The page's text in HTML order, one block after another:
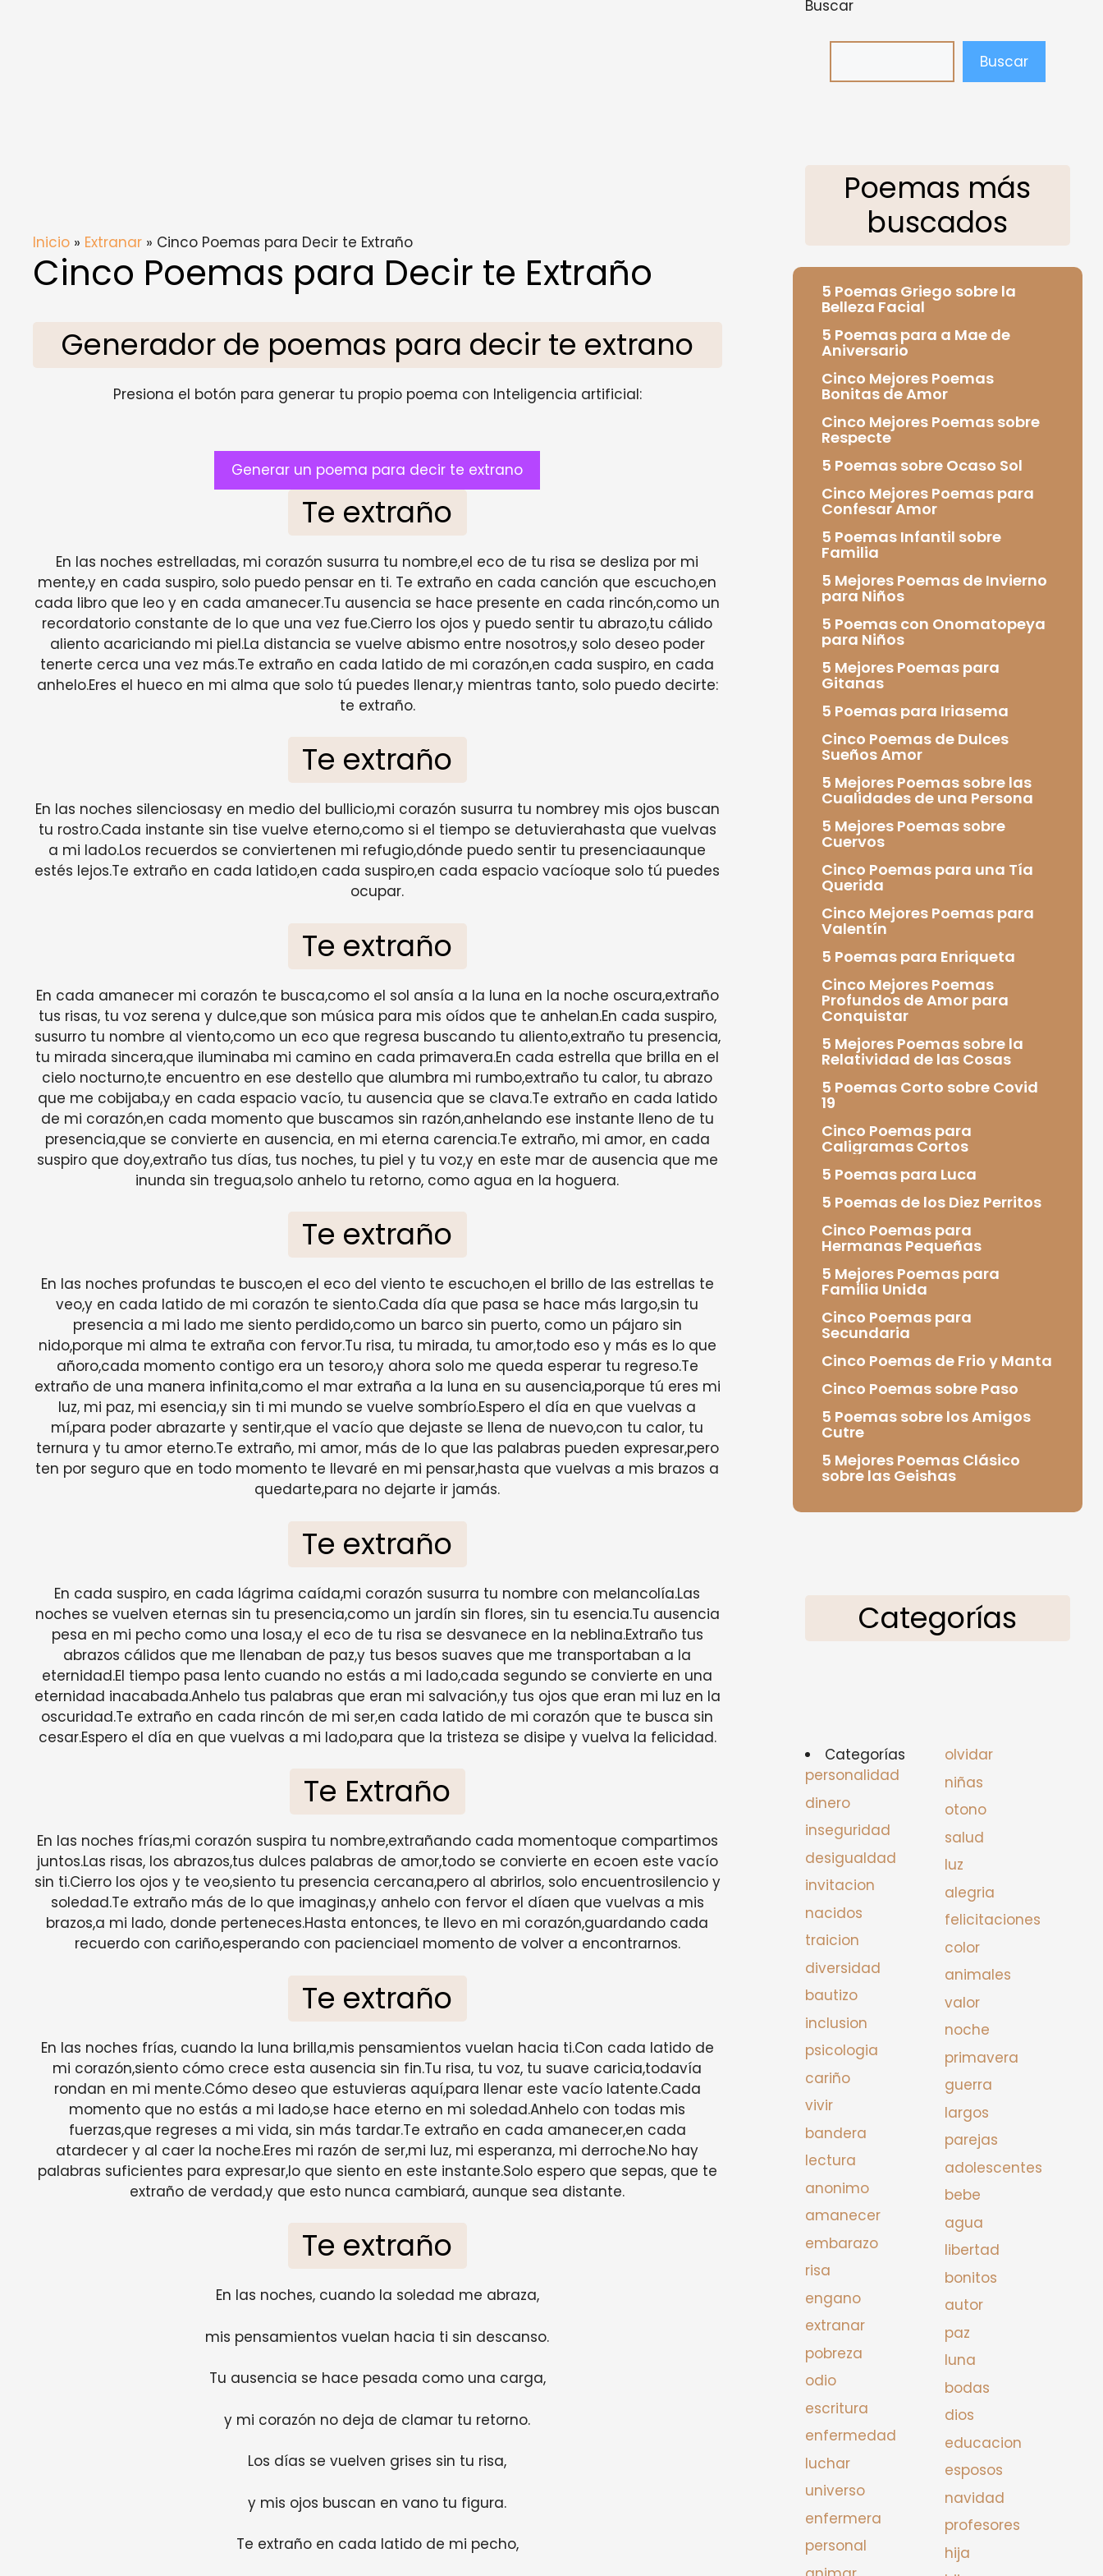
Inicio » Extranar » Cinco Poemas para Decir te Extraño
Cinco Poemas para Decir te Extraño
Generador de poemas para decir te extrano
Presiona el botón para generar tu propio poema con Inteligencia artificial:
Generar un poema para decir te extrano
Te extraño
En las noches estrelladas, mi corazón susurra tu nombre,el eco de tu risa se desliza por mi
mente,y en cada suspiro, solo puedo pensar en ti. Te extraño en cada canción que escucho,en
cada libro que leo y en cada amanecer.Tu ausencia se hace presente en cada rincón,como un
recordatorio constante de lo que una vez fue.Cierro los ojos y puedo sentir tu abrazo,tu cálido
aliento acariciando mi piel.La distancia se vuelve abismo entre nosotros,y solo deseo poder
tenerte cerca una vez más.Te extraño en cada latido de mi corazón,en cada suspiro, en cada
anhelo.Eres el hueco en mi alma que solo tú puedes llenar,y mientras tanto, solo puedo decirte:
te extraño.
Te extraño
En las noches silenciosasy en medio del bullicio,mi corazón susurra tu nombrey mis ojos buscan
tu rostro.Cada instante sin tise vuelve eterno,como si el tiempo se detuvierahasta que vuelvas
a mi lado.Los recuerdos se conviertenen mi refugio,dónde puedo sentir tu presenciaaunque
estés lejos.Te extraño en cada latido,en cada suspiro,en cada espacio vacíoque solo tú puedes
ocupar.
Te extraño
En cada amanecer mi corazón te busca,como el sol ansía a la luna en la noche oscura,extraño
tus risas, tu voz serena y dulce,que son música para mis oídos que te anhelan.En cada suspiro,
susurro tu nombre al viento,como un eco que regresa buscando tu aliento,extraño tu presencia,
tu mirada sincera,que iluminaba mi camino en cada primavera.En cada estrella que brilla en el
cielo nocturno,te encuentro en ese destello que alumbra mi rumbo,extraño tu calor, tu abrazo
que me cobijaba,y en cada espacio vacío, tu ausencia que se clava.Te extraño en cada latido
de mi corazón,en cada momento que buscamos sin razón,anhelando ese instante lleno de tu
presencia,que se convierte en ausencia, en mi eterna carencia.Te extraño, mi amor, en cada
suspiro que doy,extraño tus días, tus noches, tu piel y tu voz,y en este mar de ausencia que me
inunda sin tregua,solo anhelo tu retorno, como agua en la hoguera.
Te extraño
En las noches profundas te busco,en el eco del viento te escucho,en el brillo de las estrellas te
veo,y en cada latido de mi corazón te siento.Cada día que pasa se hace más largo,sin tu
presencia a mi lado me siento perdido,como un barco sin puerto, como un pájaro sin
nido,porque mi alma te extraña con fervor.Tu risa, tu mirada, tu amor,todo eso y más es lo que
añoro,cada momento contigo era un tesoro,y ahora solo me queda esperar tu regreso.Te
extraño de una manera infinita,como el mar extraña a la luna en su ausencia,porque tú eres mi
luz, mi paz, mi esencia,y sin ti mi mundo se vuelve sombrío.Espero el día en que vuelvas a
mí,para poder abrazarte y sentir,que el vacío que dejaste se llena de nuevo,con tu calor, tu
ternura y tu amor eterno.Te extraño, mi amor, más de lo que las palabras pueden expresar,pero
ten por seguro que en todo momento te llevaré en mi pensar,hasta que vuelvas a mis brazos a
quedarte,para no dejarte ir jamás.
Te extraño
En cada suspiro, en cada lágrima caída,mi corazón susurra tu nombre con melancolía.Las
noches se vuelven eternas sin tu presencia,como un jardín sin flores, sin tu esencia.Tu ausencia
pesa en mi pecho como una losa,y el eco de tu risa se desvanece en la neblina.Extraño tus
abrazos cálidos que me llenaban de paz,y tus besos suaves que me transportaban a la
eternidad.El tiempo pasa lento cuando no estás a mi lado,cada segundo se convierte en una
eternidad inacabada.Anhelo tus palabras que eran mi salvación,y tus ojos que eran mi luz en la
oscuridad.Te extraño en cada rincón de mi ser,en cada latido de mi corazón que te busca sin
cesar.Espero el día en que vuelvas a mi lado,para que la tristeza se disipe y vuelva la felicidad.
Te Extraño
En las noches frías,mi corazón suspira tu nombre,extrañando cada momentoque compartimos
juntos.Las risas, los abrazos,tus dulces palabras de amor,todo se convierte en ecoen este vacío
sin ti.Cierro los ojos y te veo,siento tu presencia cercana,pero al abrirlos, solo encuentrosilencio y
soledad.Te extraño más de lo que imaginas,y anhelo con fervor el díaen que vuelvas a mis
brazos,a mi lado, donde perteneces.Hasta entonces, te llevo en mi corazón,guardando cada
recuerdo con cariño,esperando con pacienciael momento de volver a encontrarnos.
Te extraño
En las noches frías, cuando la luna brilla,mis pensamientos vuelan hacia ti.Con cada latido de
mi corazón,siento cómo crece esta ausencia sin fin.Tu risa, tu voz, tu suave caricia,todavía
rondan en mi mente.Cómo deseo que estuvieras aquí,para llenar este vacío latente.Cada
momento que no estás a mi lado,se hace eterno en mi soledad.Anhelo con todas mis
fuerzas,que regreses a mi vida, sin más tardar.Te extraño en cada amanecer,en cada
atardecer y al caer la noche.Eres mi razón de ser,mi luz, mi esperanza, mi derroche.No hay
palabras suficientes para expresar,lo que siento en este instante.Solo espero que sepas, que te
extraño de verdad,y que esto nunca cambiará, aunque sea distante.
Te extraño
En las noches, cuando la soledad me abraza,
mis pensamientos vuelan hacia ti sin descanso.
Tu ausencia se hace pesada como una carga,
y mi corazón no deja de clamar tu retorno.
Los días se vuelven grises sin tu risa,
y mis ojos buscan en vano tu figura.
Te extraño en cada latido de mi pecho,
Buscar
Buscar
Poemas más
buscados
5 Poemas Griego sobre la
Belleza Facial
5 Poemas para a Mae de
Aniversario
Cinco Mejores Poemas
Bonitas de Amor
Cinco Mejores Poemas sobre
Respecte
5 Poemas sobre Ocaso Sol
Cinco Mejores Poemas para
Confesar Amor
5 Poemas Infantil sobre
Familia
5 Mejores Poemas de Invierno
para Niños
5 Poemas con Onomatopeya
para Niños
5 Mejores Poemas para
Gitanas
5 Poemas para Iriasema
Cinco Poemas de Dulces
Sueños Amor
5 Mejores Poemas sobre las
Cualidades de una Persona
5 Mejores Poemas sobre
Cuervos
Cinco Poemas para una Tía
Querida
Cinco Mejores Poemas para
Valentín
5 Poemas para Enriqueta
Cinco Mejores Poemas
Profundos de Amor para
Conquistar
5 Mejores Poemas sobre la
Relatividad de las Cosas
5 Poemas Corto sobre Covid
19
Cinco Poemas para
Caligramas Cortos
5 Poemas para Luca
5 Poemas de los Diez Perritos
Cinco Poemas para
Hermanas Pequeñas
5 Mejores Poemas para
Familia Unida
Cinco Poemas para
Secundaria
Cinco Poemas de Frio y Manta
Cinco Poemas sobre Paso
5 Poemas sobre los Amigos
Cutre
5 Mejores Poemas Clásico
sobre las Geishas
Categorías
Categorías
personalidad
dinero
inseguridad
desigualdad
invitacion
nacidos
traicion
diversidad
bautizo
inclusion
psicologia
cariño
vivir
bandera
lectura
anonimo
amanecer
embarazo
risa
engano
extranar
pobreza
odio
escritura
enfermedad
luchar
universo
enfermera
personal
olvidar
niñas
otono
salud
luz
alegria
felicitaciones
color
animales
valor
noche
primavera
guerra
largos
parejas
adolescentes
bebe
agua
libertad
bonitos
autor
paz
luna
bodas
dios
educacion
esposos
navidad
profesores
hija